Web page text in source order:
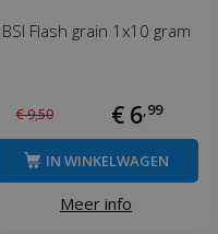
BSI Flash grain 1x10 gram
€9,50 € 6 99
Meer info
IN WINKELWAGEN